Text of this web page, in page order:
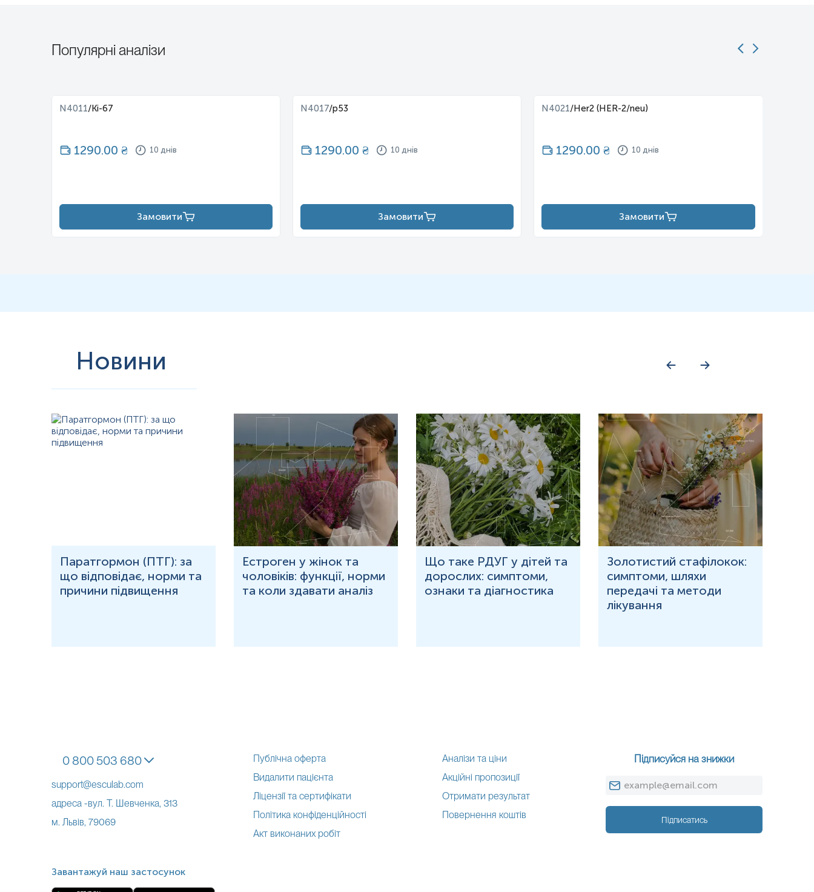
Популярні аналізи
N4011/Ki-67
1290.00 ₴ 10 днів
Замовити
N4017/p53
1290.00 ₴ 10 днів
Замовити
N4021/Her2 (HER-2/neu)
1290.00 ₴ 10 днів
Замовити
Новини
Паратгормон (ПТГ): за
що відповідає, норми та
причини підвищення
Естроген у жінок та
чоловіків: функції, норми
та коли здавати аналіз
Що таке РДУГ у дітей та
дорослих: симптоми,
ознаки та діагностика
Золотистий стафілокок:
симптоми, шляхи
передачі та методи
лікування
0 800 503 680
support@esculab.com
адреса -вул. Т. Шевченка, 313
м. Львів, 79069
Публічна оферта
Видалити пацієнта
Ліцензії та сертифікати
Політика конфіденційності
Акт виконаних робіт
Аналізи та ціни
Акційні пропозиції
Отримати результат
Повернення коштів
Підписуйся на знижки
Підписатись
Завантажуй наш застосунок